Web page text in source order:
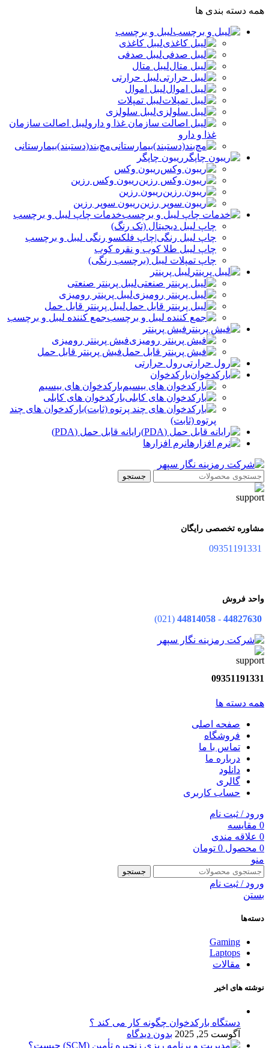
همه دسته بندی ها
لیبل و برچسب
لیبل کاغذی
لیبل صدفی
لیبل متال
لیبل حرارتی
لیبل اموال
لیبل تمپلات
لیبل سلولزی
لیبل اصالت سازمان
غذا و دارو
مچ‌بند(دستبند)بیمارستانی
ریبون چاپگر
ریبون وکس
ریبون وکس رزین
ریبون رزین
ریبون سوپر رزین
خدمات چاپ لیبل و برچسب
چاپ لیبل دیجیتال (تک رنگ)
چاپ لیبل رنگی|چاپ فلکسو رنگی لیبل و برچسب
چاپ لیبل طلا کوب و نقره‌ کوب
چاپ تمپلات لیبل (برچسب رنگی)
لیبل پرینتر
لیبل پرینتر صنعتی
لیبل پرینتر رومیزی
لیبل پرینتر قابل حمل
جمع کننده لیبل و برچسب
فیش پرینتر
فیش پرینتر رومیزی
فیش پرینتر قابل حمل
رول حرارتی
بارکدخوان
بارکدخوان های بیسیم
بارکدخوان های کابلی
بارکدخوان های چند
پرتوه (ثابت)
رایانه قابل حمل (PDA)
نرم افزارها
جستجو
مشاوره تخصصی رایگان
واحد فروش
44827630
-
44814058
(021)
09351191331
همه دسته ها
صفحه اصلی
فروشگاه
تماس با ما
درباره ما
دانلود
گالری
حساب کاربری
ورود / ثبت نام
0 مقایسه
0 علاقه مندی
0 محصول 0 تومان
منو
جستجو
ورود / ثبت نام
بستن
دسته‌ها
Gaming
Laptops
مقالات
نوشته های اخیر
دستگاه بارکدخوان چگونه کار می کند ؟
آگوست 25, 2025
بدون دیدگاه